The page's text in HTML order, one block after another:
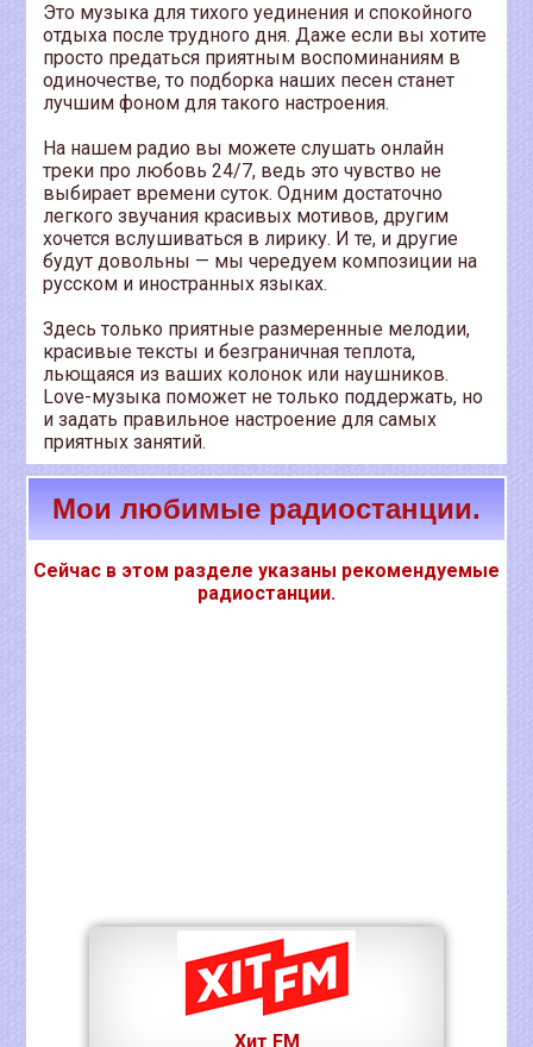
Это музыка для тихого уединения и спокойного
отдыха после трудного дня. Даже если вы хотите
просто предаться приятным воспоминаниям в
одиночестве, то подборка наших песен станет
лучшим фоном для такого настроения.
На нашем радио вы можете слушать онлайн
треки про любовь 24/7, ведь это чувство не
выбирает времени суток. Одним достаточно
легкого звучания красивых мотивов, другим
хочется вслушиваться в лирику. И те, и другие
будут довольны — мы чередуем композиции на
русском и иностранных языках.
Здесь только приятные размеренные мелодии,
красивые тексты и безграничная теплота,
льющаяся из ваших колонок или наушников.
Love-музыка поможет не только поддержать, но
и задать правильное настроение для самых
приятных занятий.
Мои любимые радиостанции.
Сейчас в этом разделе указаны рекомендуемые
радиостанции.
Хит FM